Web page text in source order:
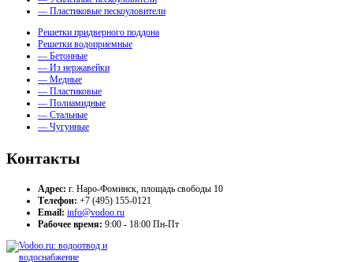
— Пластиковые пескоуловители
Решетки придверного поддона
Решетки водоприемные
— Бетонные
— Из нержавейки
— Медные
— Пластиковые
— Полиамидные
— Стальные
— Чугунные
Контакты
Адрес: г. Наро-Фоминск, площадь свободы 10
Телефон: +7 (495) 155-0121
Email: info@vodoo.ru
Рабочее время: 9:00 - 18:00 Пн-Пт